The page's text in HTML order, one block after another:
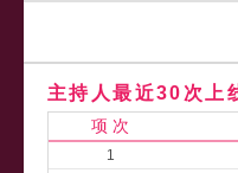
主持人最近30次上
项 次
1